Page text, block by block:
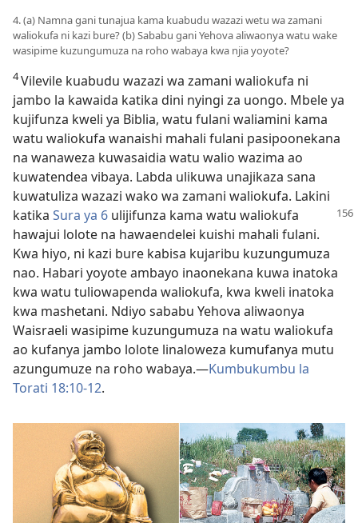
4. (a) Namna gani tunajua kama kuabudu wazazi wetu wa zamani
waliokufa ni kazi bure? (b) Sababu gani Yehova aliwaonya watu wake
wasipime kuzungumuza na roho wabaya kwa njia yoyote?
4Vilevile kuabudu wazazi wa zamani waliokufa ni
jambo la kawaida katika dini nyingi za uongo. Mbele ya
kujifunza kweli ya Biblia, watu fulani waliamini kama
watu waliokufa wanaishi mahali fulani pasipoonekana
na wanaweza kuwasaidia watu walio wazima ao
kuwatendea vibaya. Labda ulikuwa unajikaza sana
kuwatuliza wazazi wako wa zamani waliokufa. Lakini
katika Sura ya 6 ulijifunza kama watu waliokufa
hawajui lolote na hawaendelei kuishi mahali fulani.
Kwa hiyo, ni kazi bure kabisa kujaribu kuzungumuza
nao. Habari yoyote ambayo inaonekana kuwa inatoka
kwa watu tuliowapenda waliokufa, kwa kweli inatoka
kwa mashetani. Ndiyo sababu Yehova aliwaonya
Waisraeli wasipime kuzungumuza na watu waliokufa
ao kufanya jambo lolote linaloweza kumufanya mutu
azungumuze na roho wabaya.​—Kumbukumbu la
Torati 18:10-12.